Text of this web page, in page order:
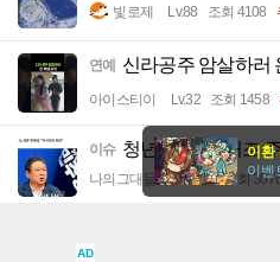
빛로제 Lv.88 조회 4108
연예 신라공주 암살하러
아이스티이 Lv.32 조회 1458
이슈 청년 폐 버스 개조
나의그대들과 Lv.72 조회
AD
이환
이벤